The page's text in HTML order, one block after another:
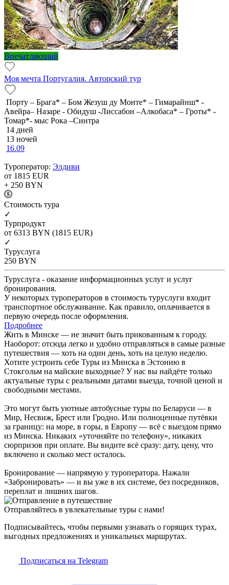
Впечатляющий
Моя мечта Португалия. Авторский тур
Порту – Брага* – Бом Жезуш ду Монте* – Гимарайнш* -
Авейра– Назаре - Обидуш -Лиссабон –Алкобаса* – Гроты* -
Томар*- мыс Рока –Синтра
14 дней
13 ночей
16.09
Туроператор: Элдиви
от 1815 EUR
+ 250 BYN
Cтоимость тура
✓
Турпродукт
от 6313 BYN (1815 EUR)
✓
Туруслуга
250 BYN
Туруслуга - оказание информационных услуг и услуг
бронирования.
У некоторых туроператоров в стоимость туруслуги входит
транспортное обслуживание. Как правило, оплачивается в
первую очередь после оформления.
Подробнее
Жить в Минске — не значит быть прикованным к городу.
Наоборот: отсюда легко и удобно отправляться в самые разные
путешествия — хоть на один день, хоть на целую неделю.
Хотите устроить себе Туры из Минска в Эстонию в
Стокгольм на майские выходные? У нас вы найдёте только
актуальные туры с реальными датами выезда, точной ценой и
свободными местами.
Это могут быть уютные автобусные туры по Беларуси — в
Мир, Несвиж, Брест или Гродно. Или полноценные путёвки
за границу: на море, в горы, в Европу — всё с выездом прямо
из Минска. Никаких «уточняйте по телефону», никаких
сюрпризов при оплате. Вы видите всё сразу: дату, цену, что
включено и сколько мест осталось.
Бронирование — напрямую у туроператора. Нажали
«Забронировать» — и вы уже в их системе, без посредников,
переплат и лишних шагов.
Отправляйтесь в увлекательные туры с нами!
Подписывайтесь, чтобы первыми узнавать о горящих турах,
выгодных предложениях и уникальных маршрутах.
Подписаться на Telegram